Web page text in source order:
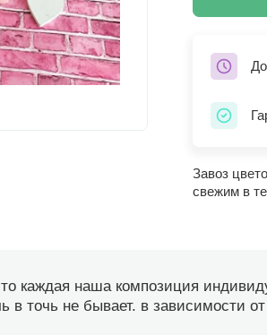
Завоз
свежим в
каждая наша композиция
в точь не бывает. в зависимости